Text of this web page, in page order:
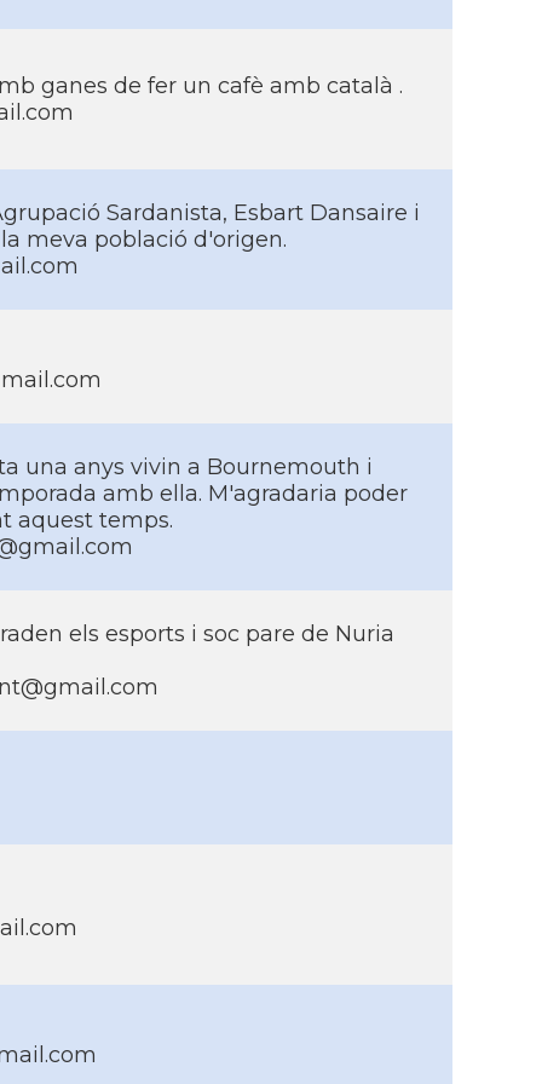
ganes de fer un cafè amb català .
Sardanista, Esbart Dansaire i
meva població d'origen.
una anys vivin a Bournemouth i
amb ella. M'agradaria poder
aquest temps.
els esports i soc pare de Nuria